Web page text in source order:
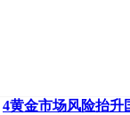
4黄金市场风险抬升